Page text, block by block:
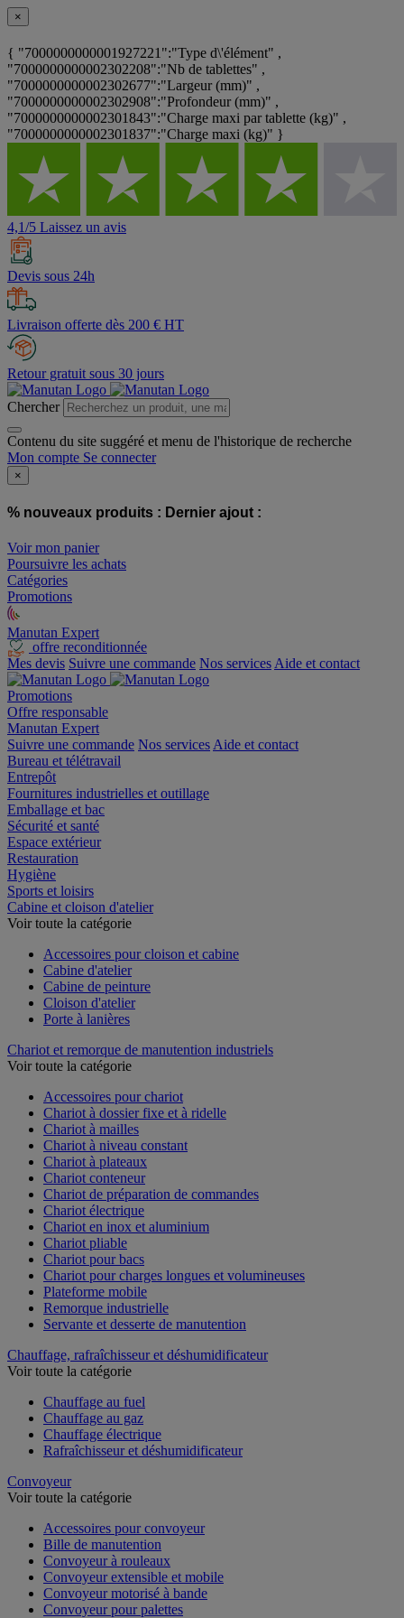
×
{ "7000000000001927221":"Type d\'élément" ,
"7000000000002302208":"Nb de tablettes" ,
"7000000000002302677":"Largeur (mm)" ,
"7000000000002302908":"Profondeur (mm)" ,
"7000000000002301843":"Charge maxi par tablette (kg)" ,
"7000000000002301837":"Charge maxi (kg)" }
4,1/5 Laissez un avis
Devis sous 24h
Livraison offerte dès 200 € HT
Retour gratuit sous 30 jours
Chercher
Contenu du site suggéré et menu de l'historique de recherche
Mon compte Se connecter
×
% nouveaux produits : Dernier ajout :
Voir mon panier
Poursuivre les achats
Catégories
Promotions
Manutan Expert
offre reconditionnée
Mes devis Suivre une commande Nos services Aide et contact
Promotions
Offre responsable
Manutan Expert
Suivre une commande Nos services Aide et contact
Bureau et télétravail
Entrepôt
Fournitures industrielles et outillage
Emballage et bac
Sécurité et santé
Espace extérieur
Restauration
Hygiène
Sports et loisirs
Cabine et cloison d'atelier
Voir toute la catégorie
Accessoires pour cloison et cabine
Cabine d'atelier
Cabine de peinture
Cloison d'atelier
Porte à lanières
Chariot et remorque de manutention industriels
Voir toute la catégorie
Accessoires pour chariot
Chariot à dossier fixe et à ridelle
Chariot à mailles
Chariot à niveau constant
Chariot à plateaux
Chariot conteneur
Chariot de préparation de commandes
Chariot électrique
Chariot en inox et aluminium
Chariot pliable
Chariot pour bacs
Chariot pour charges longues et volumineuses
Plateforme mobile
Remorque industrielle
Servante et desserte de manutention
Chauffage, rafraîchisseur et déshumidificateur
Voir toute la catégorie
Chauffage au fuel
Chauffage au gaz
Chauffage électrique
Rafraîchisseur et déshumidificateur
Convoyeur
Voir toute la catégorie
Accessoires pour convoyeur
Bille de manutention
Convoyeur à rouleaux
Convoyeur extensible et mobile
Convoyeur motorisé à bande
Convoyeur pour palettes